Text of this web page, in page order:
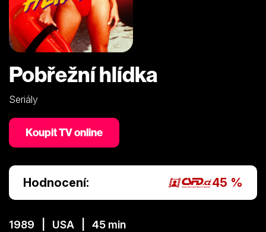
Pobřežní hlídka
Seriály
Koupit TV online
Hodnocení: 45 %
1989 | USA | 45 min